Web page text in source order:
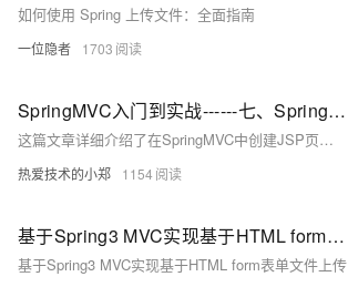
如何使用 Spring 上传文件：全面指南
一位隐者 1703
SpringMVC入门到实战------七、SpringMVC创建JSP页面的详细过程+配置模板+实现页面跳转+配置Tomcat。JSP和HTML配置模板的差异对比(二）
这篇文章详细介绍了在SpringMVC中创建JSP页面的全过程，包括项目的创建、配置、Tomcat的设置，以及如何实现页面跳转和配置模板解析器，最后还对比了JSP和HTML模板解析的差异。
热爱技术的小郑 1154
基于Spring3 MVC实现基于HTML form表单文件上传
基于Spring3 MVC实现基于HTML form表单文件上传